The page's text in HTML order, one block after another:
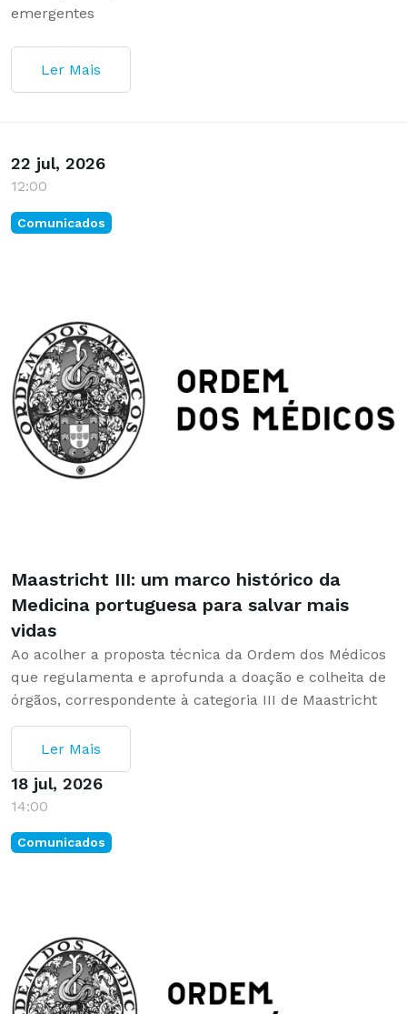
emergentes
Ler Mais
22 jul, 2026
12:00
Comunicados
Maastricht III: um marco histórico da
Medicina portuguesa para salvar mais
vidas
Ao acolher a proposta técnica da Ordem dos Médicos
que regulamenta e aprofunda a doação e colheita de
órgãos, correspondente à categoria III de Maastricht
Ler Mais
18 jul, 2026
14:00
Comunicados